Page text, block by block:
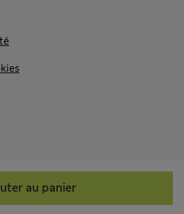
au panier
and Spencer plc